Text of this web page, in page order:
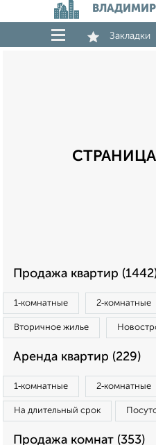
Закладки
Продажа квартир
1‑комнатные 2‑комнатные
Вторичное жилье
Аренда квартир (229)
1‑комнатные 2‑комнатные
На длительный срок
Продажа комнат (353)